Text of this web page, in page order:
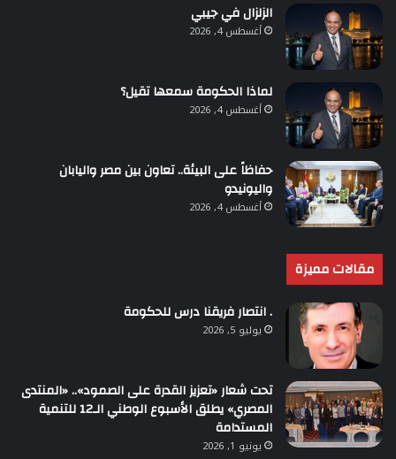
الزلزال في جيبي
أغسطس 4, 2026
لماذا الحكومة سمعها تقيل؟
أغسطس 4, 2026
حفاظاً على البيئة.. تعاون بين مصر واليابان
واليونيدو
أغسطس 4, 2026
مقالات مميزة
. انتصار فريقنا درس للحكومة
يوليو 5, 2026
تحت شعار «تعزيز القدرة على الصمود».. «المنتدى
المصري» يطلق الأسبوع الوطني الـ12 للتنمية
المستدامة
يونيو 1, 2026